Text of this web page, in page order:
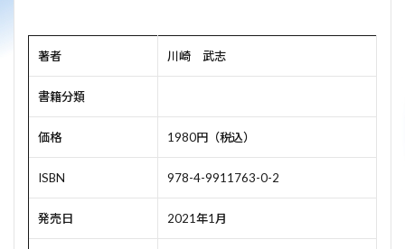
著者 川崎 武志
書籍分類
価格 1980円（税込）
ISBN 978-4-9911763-0-2
発売日 2021年1月